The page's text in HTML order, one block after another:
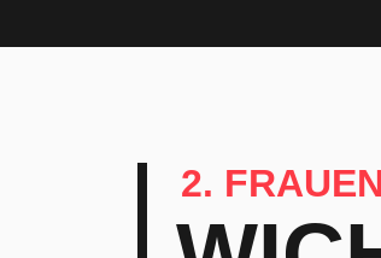
2. FRAUEN